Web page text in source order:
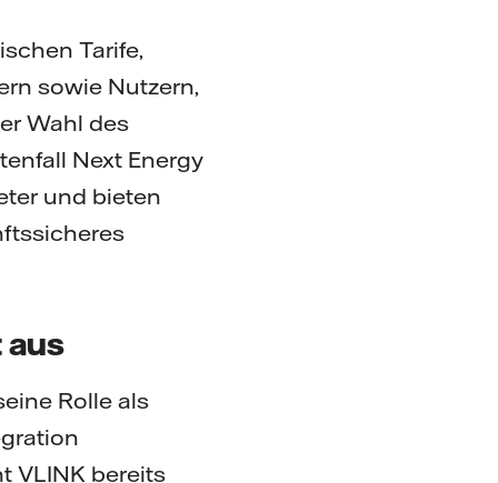
Tarife,
sowie Nutzern,
Wahl des
Next Energy
und bieten
aus
Rolle als
VLINK bereits